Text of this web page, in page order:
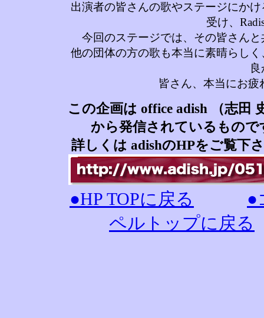
出演者の皆さんの歌やステージにか
受け、
今回のステージでは、その皆さん
他の団体の方の歌も本当に素晴らし
皆さん、本当にお
この企画は office adish （志田
から発信されているもので
詳しくは adishのHPをご覧下
●HP TOPに戻る
●
ペルトップに戻る